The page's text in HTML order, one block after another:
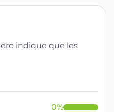
indique que les
0%